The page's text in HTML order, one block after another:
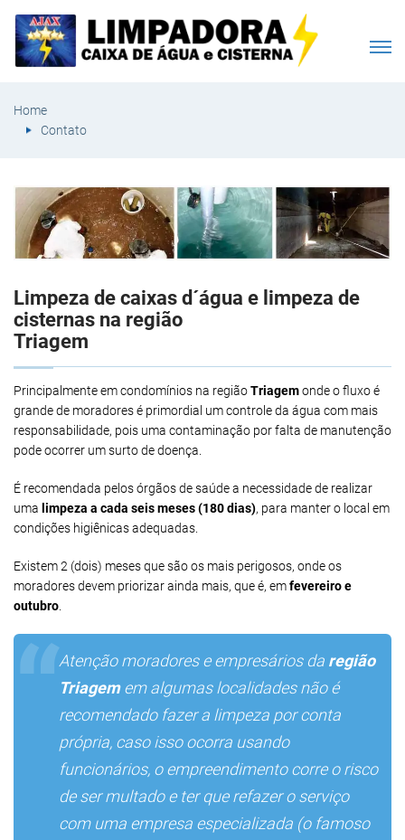
Home
Contato
Limpeza de caixas d´água e limpeza de
cisternas na região
Triagem
Principalmente em condomínios na regiãoTriagemonde o fluxo é
grande de moradores é primordial um controle da água com mais
responsabilidade, pois uma contaminação por falta de manutenção
pode ocorrer um surto de doença.
É recomendada pelos órgãos de saúde a necessidade de realizar
uma limpeza a cada seis meses (180 dias), para manter o local em
condições higiênicas adequadas.
Existem 2 (dois) meses que são os mais perigosos, onde os
moradores devem priorizar ainda mais, que é, emfevereiro e
outubro
Atenção moradores e empresários da região
Triagemem algumas localidades não é
recomendado fazer a limpeza por conta
própria, caso isso ocorra usando
funcionários, o empreendimento corre o risco
de ser multado e ter que refazer o serviço
com uma empresa especializada (o famoso